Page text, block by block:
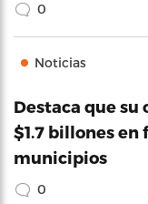
0
Noticias
Destaca que su
$1.7 billones en
municipios
0